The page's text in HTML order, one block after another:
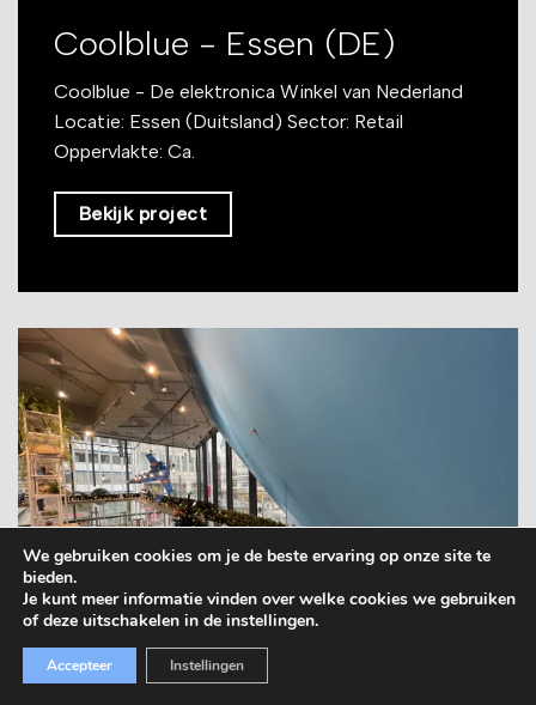
Coolblue - Essen (DE)
Coolblue - De elektronica Winkel van Nederland
Locatie: Essen (Duitsland) Sector: Retail
Oppervlakte: Ca.
Bekijk project
We gebruiken cookies om je de beste ervaring op onze site te
bieden.
Je kunt meer informatie vinden over welke cookies we gebruiken
of deze uitschakelen in de instellingen.
Accepteer Instellingen